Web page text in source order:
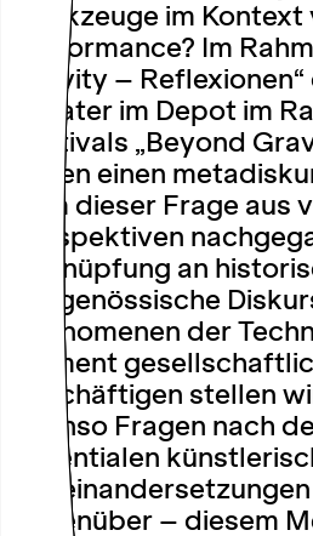
Werkzeuge im Kontext
Performance? Im
Gravity –
Theater im Depot im
Festivals „Beyond
Tagen einen
dem dieser Frage aus
Perspektiven
Anknüpfung an
zeitgenössische
Phänomenen der
Element
beschäftigen stellen
ebenso Fragen nach
Potentialen
gegenüber – diesem